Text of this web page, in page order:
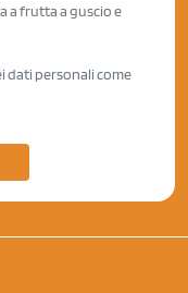
a frutta a guscio e
dati personali come